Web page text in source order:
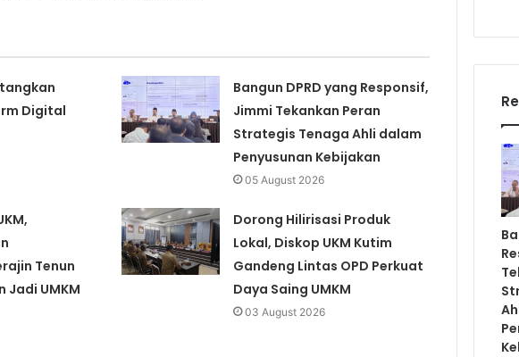
Digital
Bangun DPRD yang Responsif,
Jimmi Tekankan Peran
Strategis Tenaga Ahli dalam
Penyusunan Kebijakan
05 August 2026
Tenun
Jadi UMKM
Dorong Hilirisasi Produk
Lokal, Diskop UKM Kutim
Gandeng Lintas OPD Perkuat
Daya Saing UMKM
03 August 2026